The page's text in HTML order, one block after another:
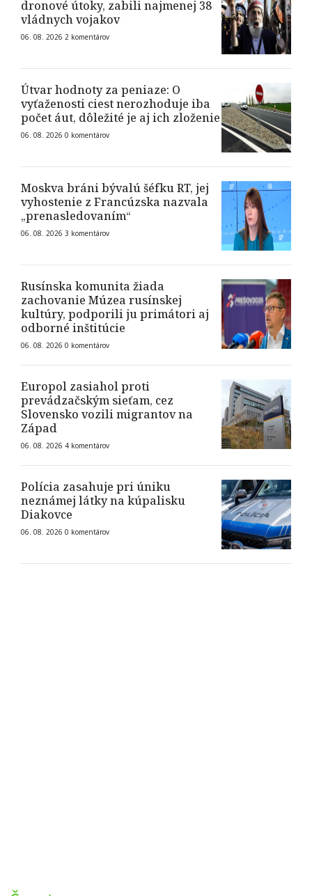
dronové útoky, zabili najmenej 38
vládnych vojakov
06. 08. 2026 2 komentárov
Útvar hodnoty za peniaze: O
vyťaženosti ciest nerozhoduje iba
počet áut, dôležité je aj ich zloženie
06. 08. 2026 0 komentárov
Moskva bráni bývalú šéfku RT, jej
vyhostenie z Francúzska nazvala
„prenasledovaním“
06. 08. 2026 3 komentárov
Rusínska komunita žiada
zachovanie Múzea rusínskej
kultúry, podporili ju primátori aj
odborné inštitúcie
06. 08. 2026 0 komentárov
Europol zasiahol proti
prevádzačským sieťam, cez
Slovensko vozili migrantov na
Západ
06. 08. 2026 4 komentárov
Polícia zasahuje pri úniku
neznámej látky na kúpalisku
Diakovce
06. 08. 2026 0 komentárov